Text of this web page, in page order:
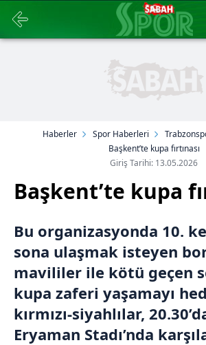
Haberler Spor Haberleri
Başkent’te kupa fırtınası
Giriş Tarihi: 13.05.2026
Başkent’te kupa
Bu organizasyonda 10.
sona ulaşmak isteyen
mavililer ile kötü geçen
kupa zaferi yaşamayı
kırmızı-siyahlılar,
Eryaman Stadı’nda